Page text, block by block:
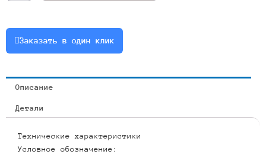
110-
10-
10
Заказать в один клик
Описание
Детали
Технические характеристики
Условное обозначение: